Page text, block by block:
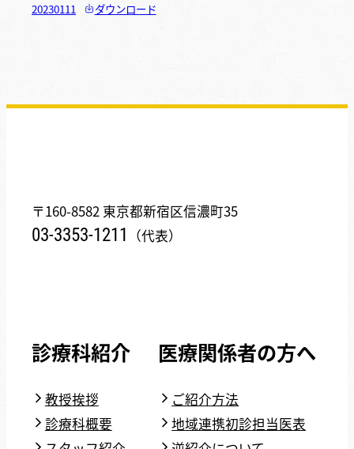
20230111 ダウンロード
〒160-8582 東京都新宿区信濃町35
03-3353-1211 （代表）
診療科紹介
教授挨拶
診療科概要
医療関係者の方へ
ご紹介方法
地域連携初診担当医表